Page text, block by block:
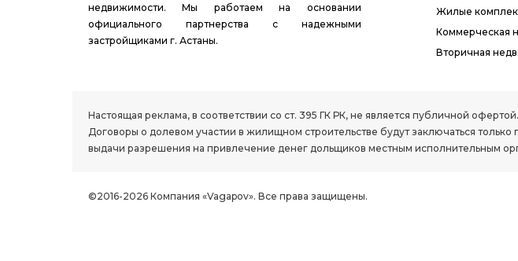
недвижимости. Мы работаем на основании
официального партнерства с надежными
застройщиками г. Астаны.
Жилые
Коммерческая
Вторичная
Настоящая реклама, в соответствии со ст. 395 ГК РК, не является публичной
Договоры о долевом участии в жилищном строительстве будут заключаться
выдачи разрешения на привлечение денег дольщиков местным исполнительным
©2016-2026 Компания «Vagapov». Все права защищены.